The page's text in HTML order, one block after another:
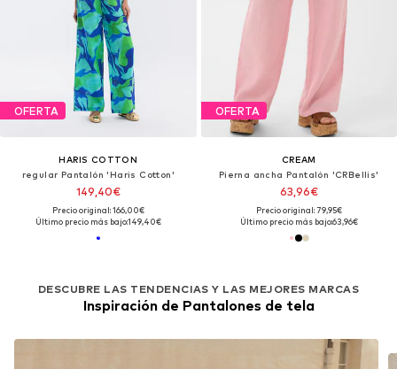
OFERTA
HARIS COTTON
regular Pantalón 'Haris Cotton'
149,40€
Precio original: 166,00€
Último precio más bajo:149,40€
OFERTA
CREAM
Pierna ancha Pantalón 'CRBellis'
63,96€
Precio original: 79,95€
Último precio más bajo:63,96€
DESCUBRE LAS TENDENCIAS Y LAS MEJORES MARCAS
Inspiración de Pantalones de tela